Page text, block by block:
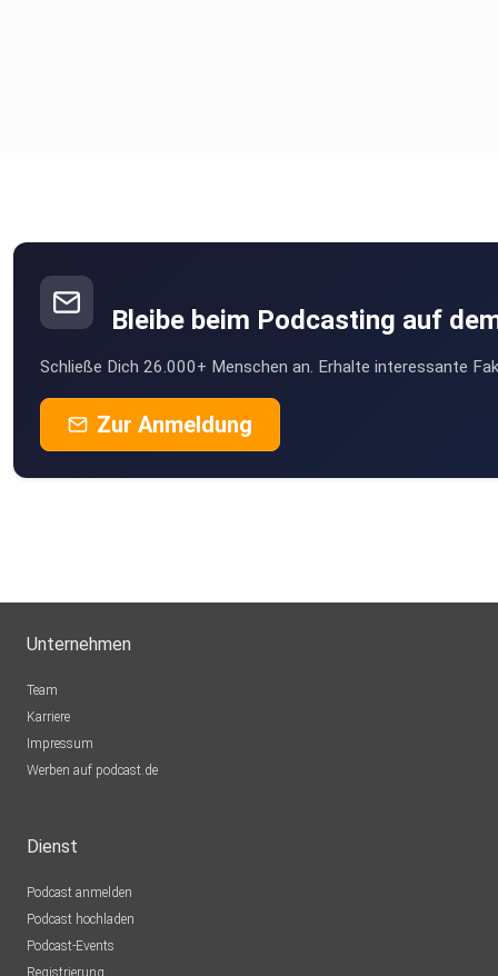
Bleibe beim Podcasting auf
Schließe Dich 26.000+ Menschen an. Erhalte interessante
Zur Anmeldung
Unternehmen
Team
Karriere
Impressum
Werben auf podcast.de
Dienst
Podcast anmelden
Podcast hochladen
Podcast-Events
Registrierung